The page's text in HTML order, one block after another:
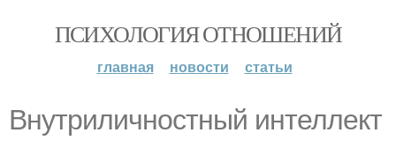
ПСИХОЛОГИЯ ОТНОШЕНИЙ
главная новости статьи
Внутриличностный интеллект